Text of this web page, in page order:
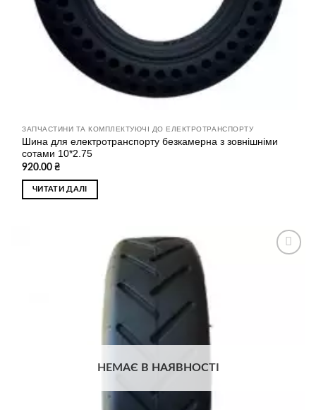
ЗАПЧАСТИНИ ТА КОМПЛЕКТУЮЧІ ДО ЕЛЕКТРОТРАНСПОРТУ
Шина для електротранспорту безкамерна з зовнішніми
сотами 10*2.75
920.00₴
ЧИТАТИ ДАЛІ
НЕМАЄ В НАЯВНОСТІ